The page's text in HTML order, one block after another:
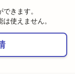
きます。
使えません。